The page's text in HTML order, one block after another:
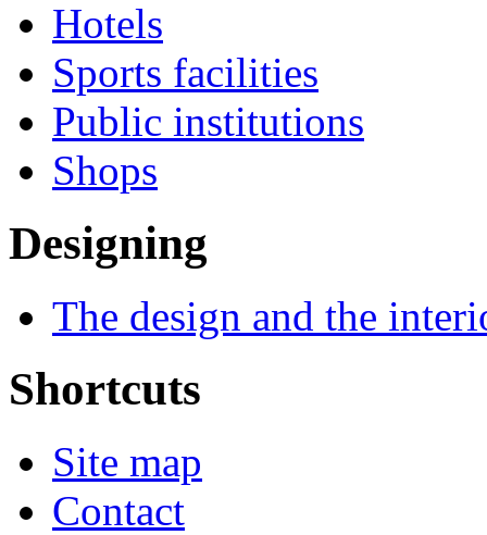
Hotels
Sports facilities
Public institutions
Shops
Designing
The design and the
Shortcuts
Site map
Contact